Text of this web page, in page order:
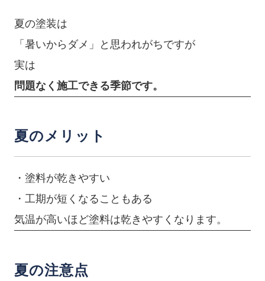
夏の塗装は
「暑いからダメ」と思われがちですが
実は
問題なく施工できる季節です。
夏のメリット
・塗料が乾きやすい
・工期が短くなることもある
気温が高いほど塗料は乾きやすくなります。
夏の注意点